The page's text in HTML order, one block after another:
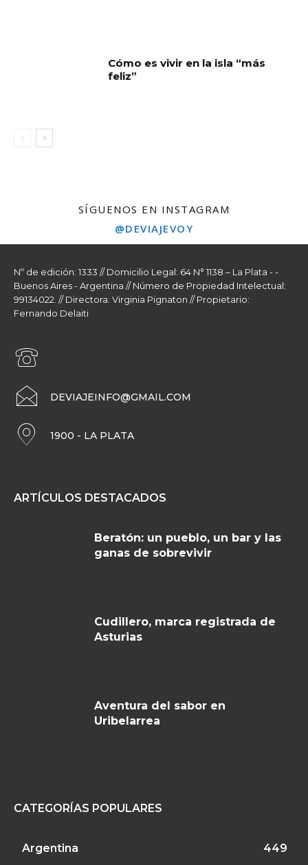
Cómo es vivir en la isla “más
feliz”
SÍGUENOS EN INSTAGRAM
@DEVIAJEVOY
Nº de edición: 1333 // Domicilio Legal: 64 N° 1138 – La Plata - -
Buenos Aires - Argentina // Número de Propiedad Intelectual:
99134022. // Directora: Virginia Pignaton // Propietario:
Fernando Delaiti
DEVIAJEINFO@GMAIL.COM
1900 - LA PLATA
ARTÍCULOS DESTACADOS
Beratón: un pueblo, un bar y las
ganas de sobrevivir
Cudillero, marca registrada de
Asturias
Aventura del sabor en
Uribelarrea
CATEGORÍAS POPULARES
Argentina 449